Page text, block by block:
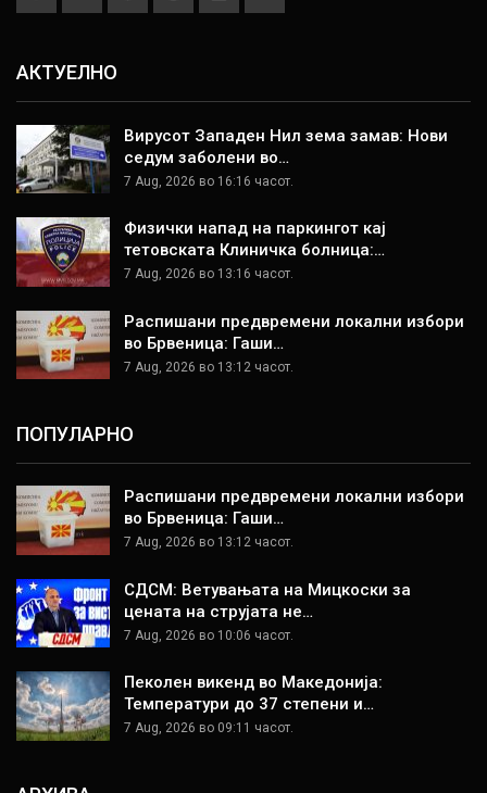
АКТУЕЛНО
Вирусот Западен Нил зема замав: Нови
седум заболени во…
7 Aug, 2026 во 16:16 часот.
Физички напад на паркингот кај
тетовската Клиничка болница:…
7 Aug, 2026 во 13:16 часот.
Распишани предвремени локални избори
во Брвеница: Гаши…
7 Aug, 2026 во 13:12 часот.
ПОПУЛАРНО
Распишани предвремени локални избори
во Брвеница: Гаши…
7 Aug, 2026 во 13:12 часот.
СДСМ: Ветувањата на Мицкоски за
цената на струјата не…
7 Aug, 2026 во 10:06 часот.
Пеколен викенд во Македонија:
Температури до 37 степени и…
7 Aug, 2026 во 09:11 часот.